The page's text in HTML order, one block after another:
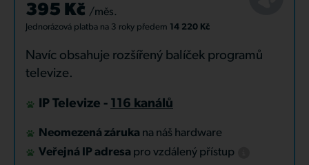
395 Kč /měs.
Jednorázová platba na 3 roky předem 14 220 Kč
Navíc obsahuje rozšířený balíček programů
televize.
IP Televize - 116 kanálů
Neomezená záruka na náš hardware
Veřejná IP adresa pro vzdálený přístup